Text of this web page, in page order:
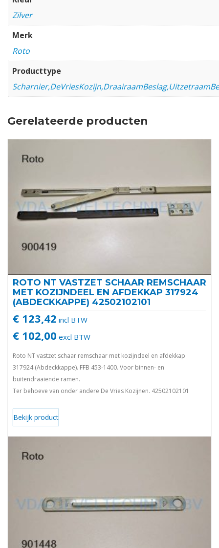
Zilver
Merk
Roto
Producttype
Gerelateerde producten
ROTO NT VASTZET SCHAAR REMSCHAAR
MET KOZIJNDEEL EN AFDEKKAP 317924
(ABDECKKAPPE) 42502102101
€ 123,42 incl BTW
€ 102,00 excl BTW
Roto NT vastzet schaar remschaar met kozijndeel en afdekkap
317924 (Abdeckkappe). FFB 453-1400. Voor binnen- en
buitendraaiende ramen.
Ter behoeve van onder andere De Vries Kozijnen. 42502102101
Bekijk product